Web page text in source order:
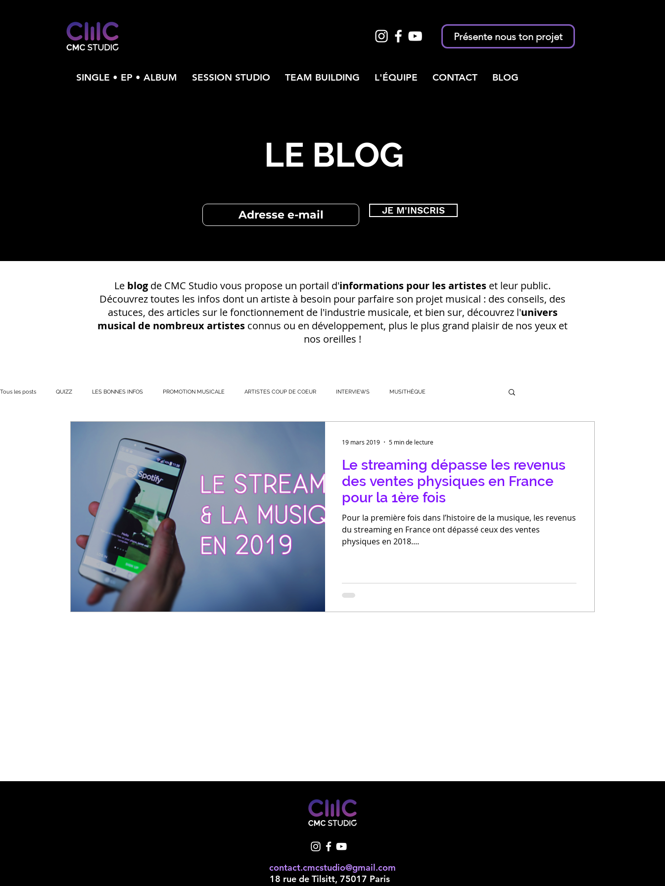
Présente nous ton projet
SINGLE • EP • ALBUM SESSION STUDIO TEAM BUILDING L'ÉQUIPE CONTACT BLOG
LE BLOG
JE M'INSCRIS
Le blog de CMC Studio vous propose un portail d'informations pour les artistes et leur public.
Découvrez toutes les infos dont un artiste à besoin pour parfaire son projet musical : des conseils, des
astuces, des articles sur le fonctionnement de l'industrie musicale, et bien sur, découvrez l'univers
musical de nombreux artistes connus ou en développement, plus le plus grand plaisir de nos yeux et
nos oreilles !
Tous les posts QUIZZ LES BONNES INFOS PROMOTION MUSICALE ARTISTES COUP DE COEUR INTERVIEWS MUSITHÈQUE
Le streaming dépasse les revenus
des ventes physiques en France
pour la 1ère fois
Pour la première fois dans l’histoire de la musique, les revenus
du streaming en France ont dépassé ceux des ventes
physiques en 2018....
19 mars 2019 5 min de lecture
contact.cmcstudio@gmail.com
18 rue de Tilsitt, 75017 Paris